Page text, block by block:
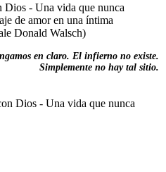
- Una vida que nunca
de amor en una íntima
Donald Walsch)
en claro. El infierno no existe.
Simplemente no hay tal sitio.